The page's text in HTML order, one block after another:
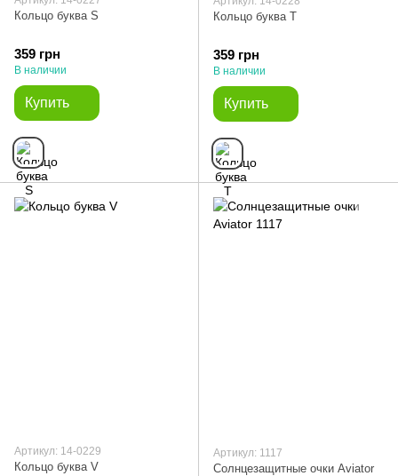
Кольцо буква S
359 грн
В наличии
Купить
Кольцо буква T
359 грн
В наличии
Купить
Артикул: 14-0229
Кольцо буква V
Артикул: 1117
Солнцезащитные очки Aviator